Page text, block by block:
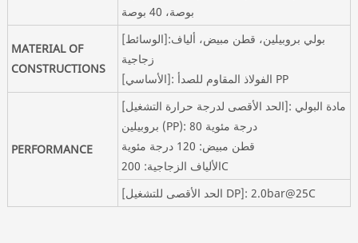
بوصة، 40 بوصة
MATERIAL OF
CONSTRUCTIONS
[الوسائط]:بولي بروبيلين، قطن مبيض، ألياف
زجاجية
[الأساسي]: الفولاذ المقاوم للصدأ PP
PERFORMANCE
[الحد الأقصى لدرجة حرارة التشغيل]: مادة البولي
بروبيلين (PP): 80 درجة مئوية
قطن مبيض: 120 درجة مئوية
الألياف الزجاجية: 200C
[الحد الأقصى للتشغيل DP]: 2.0bar@25C